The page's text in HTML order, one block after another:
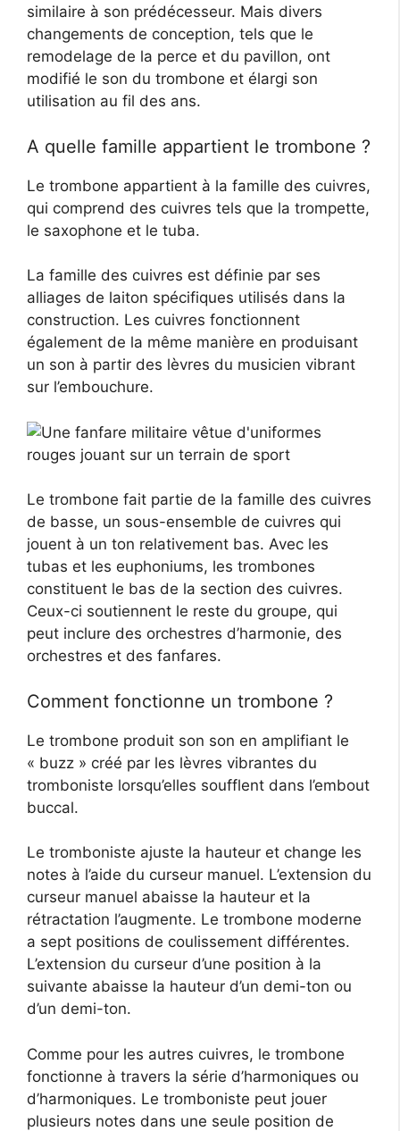
similaire à son prédécesseur. Mais divers
changements de conception, tels que le
remodelage de la perce et du pavillon, ont
modifié le son du trombone et élargi son
utilisation au fil des ans.
A quelle famille appartient le trombone ?
Le trombone appartient à la famille des cuivres,
qui comprend des cuivres tels que la trompette,
le saxophone et le tuba.
La famille des cuivres est définie par ses
alliages de laiton spécifiques utilisés dans la
construction. Les cuivres fonctionnent
également de la même manière en produisant
un son à partir des lèvres du musicien vibrant
sur l’embouchure.
Le trombone fait partie de la famille des cuivres
de basse, un sous-ensemble de cuivres qui
jouent à un ton relativement bas. Avec les
tubas et les euphoniums, les trombones
constituent le bas de la section des cuivres.
Ceux-ci soutiennent le reste du groupe, qui
peut inclure des orchestres d’harmonie, des
orchestres et des fanfares.
Comment fonctionne un trombone ?
Le trombone produit son son en amplifiant le
« buzz » créé par les lèvres vibrantes du
tromboniste lorsqu’elles soufflent dans l’embout
buccal.
Le tromboniste ajuste la hauteur et change les
notes à l’aide du curseur manuel. L’extension du
curseur manuel abaisse la hauteur et la
rétractation l’augmente. Le trombone moderne
a sept positions de coulissement différentes.
L’extension du curseur d’une position à la
suivante abaisse la hauteur d’un demi-ton ou
d’un demi-ton.
Comme pour les autres cuivres, le trombone
fonctionne à travers la série d’harmoniques ou
d’harmoniques. Le tromboniste peut jouer
plusieurs notes dans une seule position de